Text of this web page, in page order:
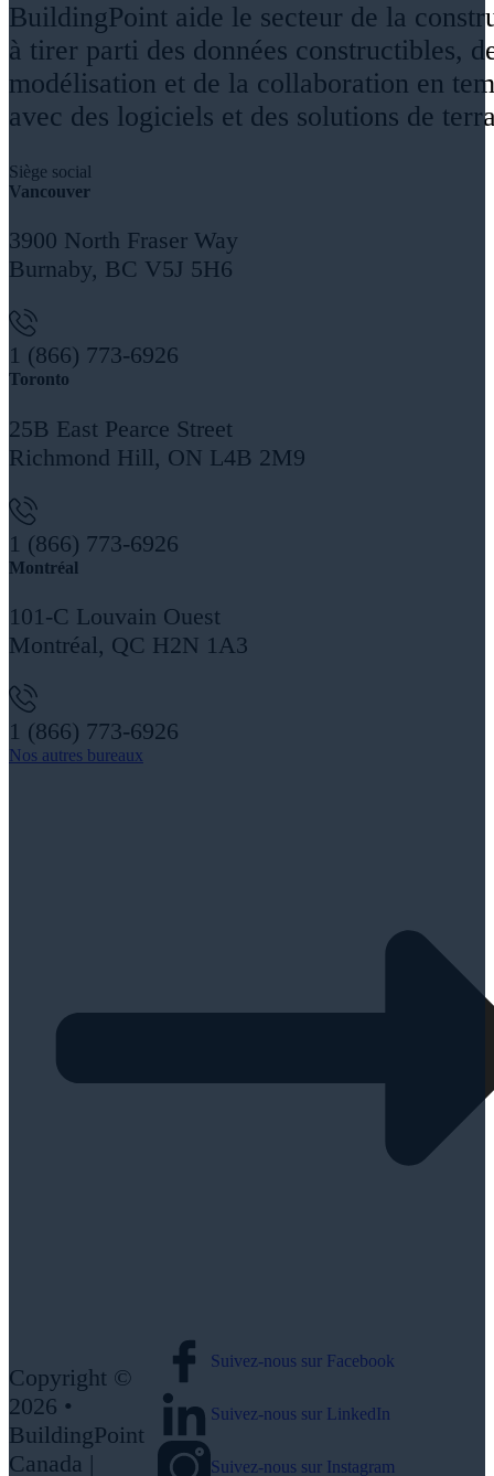
BuildingPoint aide le secteur de la
à tirer parti des données constructibles,
modélisation et de la collaboration en
avec des logiciels et des solutions de
Siège social
Vancouver
3900 North Fraser Way
Burnaby, BC V5J 5H6
1 (866) 773-6926
Toronto
25B East Pearce Street
Richmond Hill, ON L4B 2M9
1 (866) 773-6926
Montréal
101-C Louvain Ouest
Montréal, QC H2N 1A3
1 (866) 773-6926
Nos autres bureaux
Copyright ©
2026 •
BuildingPoint
Canada |
Suivez-nous sur Facebook
Suivez-nous sur LinkedIn
Suivez-nous sur Instagram